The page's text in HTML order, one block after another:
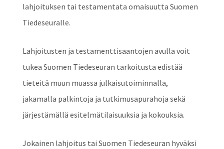
lahjoituksen tai testamentata omaisuutta Suomen
Tiedeseuralle.
Lahjoitusten ja testamenttisaantojen avulla voit
tukea Suomen Tiedeseuran tarkoitusta edistää
tieteitä muun muassa julkaisutoiminnalla,
jakamalla palkintoja ja tutkimusapurahoja sekä
järjestämällä esitelmätilaisuuksia ja kokouksia.
Jokainen lahjoitus tai Suomen Tiedeseuran hyväksi